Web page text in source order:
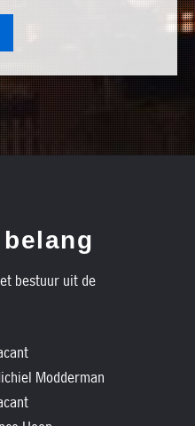
bestuur uit de
Modderman